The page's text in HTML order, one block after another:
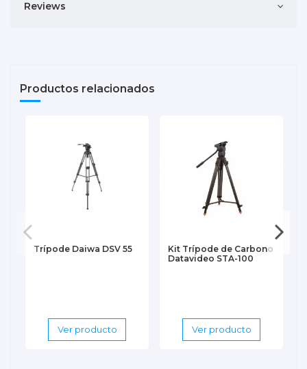
Reviews
Productos relacionados
Trípode Daiwa DSV 55
Ver producto
Kit Trípode de Carbono
Datavideo STA-100
Ver producto